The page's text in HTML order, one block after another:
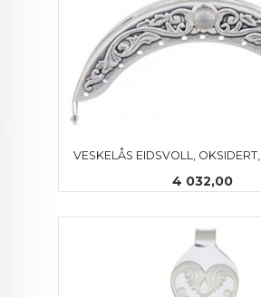
VESKELÅS EIDSVOLL,
Pris
4 032,00